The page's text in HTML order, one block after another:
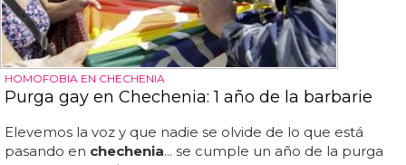
HOMOFOBIA EN CHECHENIA
Purga gay en Chechenia: 1 año de la barbarie
Elevemos la voz y que nadie se olvide de lo que está
pasando en chechenia... se cumple un año de la purga